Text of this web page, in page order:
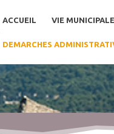
ACCUEIL VIE MUNICIPALE
DEMARCHES
Administratives